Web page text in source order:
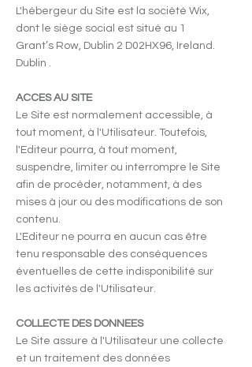
L'hébergeur du Site est la société Wix,
dont le siège social est situé au 1
Grant’s Row, Dublin 2 D02HX96, Ireland.
Dublin .
ACCES AU SITE
Le Site est normalement accessible, à
tout moment, à l'Utilisateur. Toutefois,
l'Editeur pourra, à tout moment,
suspendre, limiter ou interrompre le Site
afin de procéder, notamment, à des
mises à jour ou des modifications de son
contenu.
L'Editeur ne pourra en aucun cas être
tenu responsable des conséquences
éventuelles de cette indisponibilité sur
les activités de l'Utilisateur.
COLLECTE DES DONNEES
Le Site assure à l'Utilisateur une collecte
et un traitement des données